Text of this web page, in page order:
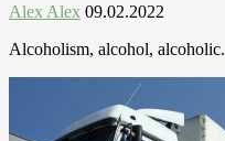
Alex Alex 09.02.2022
Alcoholism, alcohol, alcoholic.